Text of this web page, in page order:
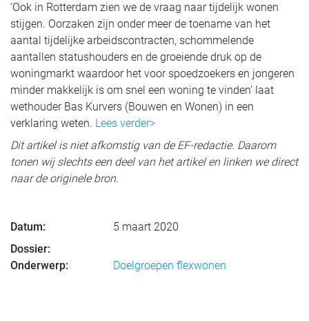
‘Ook in Rotterdam zien we de vraag naar tijdelijk wonen
stijgen. Oorzaken zijn onder meer de toename van het
aantal tijdelijke arbeidscontracten, schommelende
aantallen statushouders en de groeiende druk op de
woningmarkt waardoor het voor spoedzoekers en jongeren
minder makkelijk is om snel een woning te vinden’ laat
wethouder Bas Kurvers (Bouwen en Wonen) in een
verklaring weten. Lees verder>
Dit artikel is niet afkomstig van de EF-redactie. Daarom
tonen wij slechts een deel van het artikel en linken we direct
naar de originele bron.
Datum:
5 maart 2020
Dossier:
Onderwerp:
Doelgroepen flexwonen